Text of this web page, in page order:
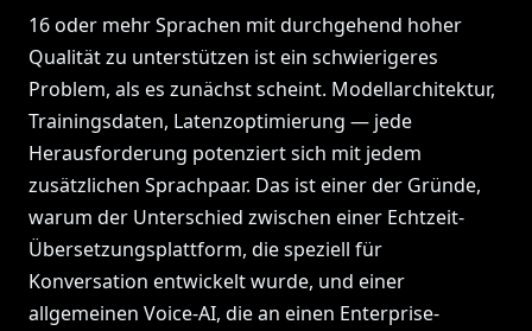
16 oder mehr Sprachen mit durchgehend hoher
Qualität zu unterstützen ist ein schwierigeres
Problem, als es zunächst scheint. Modellarchitektur,
Trainingsdaten, Latenzoptimierung — jede
Herausforderung potenziert sich mit jedem
zusätzlichen Sprachpaar. Das ist einer der Gründe,
warum der Unterschied zwischen einer Echtzeit-
Übersetzungsplattform, die speziell für
Konversation entwickelt wurde, und einer
allgemeinen Voice-AI, die an einen Enterprise-